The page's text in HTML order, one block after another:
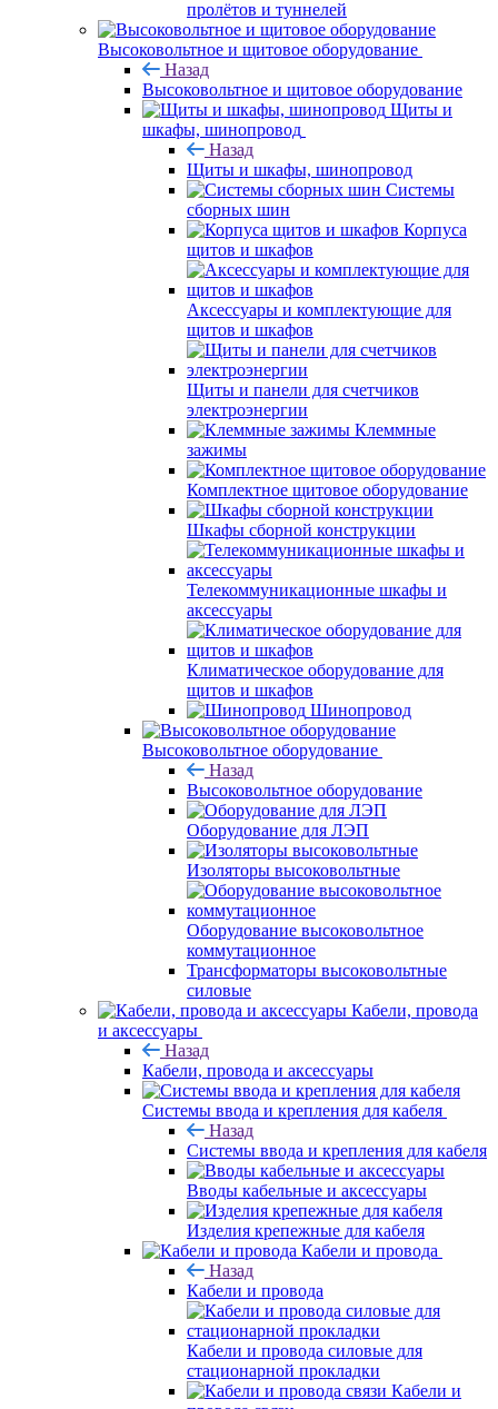
пролётов и туннелей
Высоковольтное и щитовое оборудование
Назад
Высоковольтное и щитовое оборудование
Щиты и
шкафы, шинопровод
Назад
Щиты и шкафы, шинопровод
Системы
сборных шин
Корпуса
щитов и шкафов
Аксессуары и комплектующие для
щитов и шкафов
Щиты и панели для счетчиков
электроэнергии
Клеммные
зажимы
Комплектное щитовое оборудование
Шкафы сборной конструкции
Телекоммуникационные шкафы и
аксессуары
Климатическое оборудование для
щитов и шкафов
Шинопровод
Высоковольтное оборудование
Назад
Высоковольтное оборудование
Оборудование для ЛЭП
Изоляторы высоковольтные
Оборудование высоковольтное
коммутационное
Трансформаторы высоковольтные
силовые
Кабели, провода
и аксессуары
Назад
Кабели, провода и аксессуары
Системы ввода и крепления для кабеля
Назад
Системы ввода и крепления для кабеля
Вводы кабельные и аксессуары
Изделия крепежные для кабеля
Кабели и провода
Назад
Кабели и провода
Кабели и провода силовые для
стационарной прокладки
Кабели и